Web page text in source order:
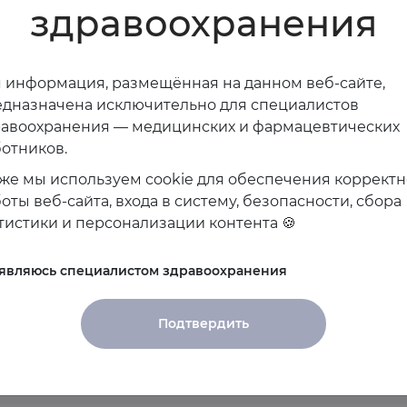
спикера
здравоохранения
информация, размещённая на данном веб-сайте,
исключительно для специалистов
— медицинских и фармацевтических
мы используем cookie для обеспечения
веб-сайта, входа в систему, безопасности, сбора
и персонализации контента 🍪
специалистом здравоохранения
Подтвердить